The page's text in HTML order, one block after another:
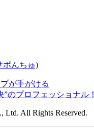
ポんちゅ)
が手がける
”のプロフェッショナル！
All Rights Reserved.